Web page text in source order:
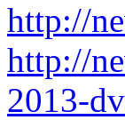
http://
http://
2013-